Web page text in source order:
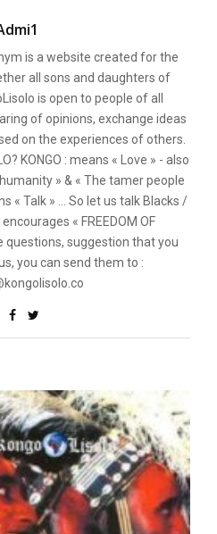
is a website created for the
all sons and daughters of
is open to people of all
of opinions, exchange ideas
on the experiences of others.
KONGO : means « Love » - also
» & « The tamer people
« Talk » ... So let us talk Blacks /
« FREEDOM OF
questions, suggestion that you
you can send them to :